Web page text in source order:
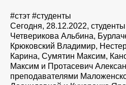
#стэт #студенты
Сегодня, 28.12.2022,
Четверикова Альбина,
Крюковский Владимир,
Карина, Сумятин Максим,
Максим и Протасевич
преподавателями